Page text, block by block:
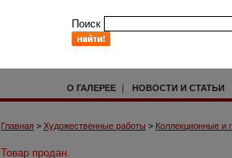
Поиск
О ГАЛЕРЕЕ | НОВОСТИ И СТАТЬИ
Главная > Художественные работы > Коллекционные и
Товар продан.